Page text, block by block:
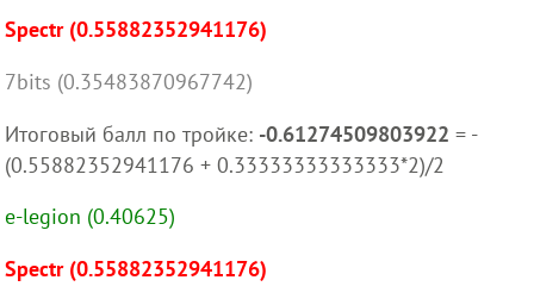
Spectr (0.55882352941176)
7bits (0.35483870967742)
Итоговый балл по тройке: -0.61274509803922 = -
(0.55882352941176 + 0.33333333333333*2)/2
e-legion (0.40625)
Spectr (0.55882352941176)